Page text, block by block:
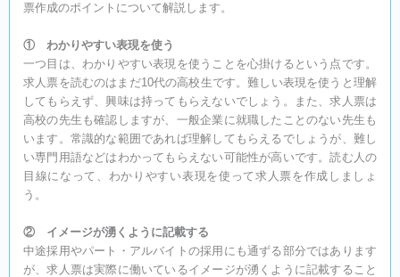
票作成のポイントについて解説します。
① わかりやすい表現を使う
一つ目は、わかりやすい表現を使うことを心掛けるという点です。
求人票を読むのはまだ10代の高校生です。難しい表現を使うと理解
してもらえず、興味は持ってもらえないでしょう。また、求人票は
高校の先生も確認しますが、一般企業に就職したことのない先生も
います。常識的な範囲であれば理解してもらえるでしょうが、難し
い専門用語などはわかってもらえない可能性が高いです。読む人の
目線になって、わかりやすい表現を使って求人票を作成しましょ
う。
② イメージが湧くように記載する
中途採用やパート・アルバイトの採用にも通ずる部分ではあります
が、求人票は実際に働いているイメージが湧くように記載すること